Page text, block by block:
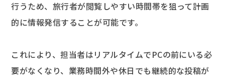
行うため、旅行者が閲覧しやすい時間帯を狙って計画
的に情報発信することが可能です。
これにより、担当者はリアルタイムでPCの前にいる必
要がなくなり、業務時間外や休日でも継続的な投稿が